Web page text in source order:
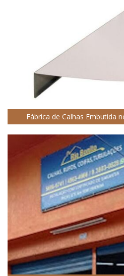
Fábrica de Calhas Embutida